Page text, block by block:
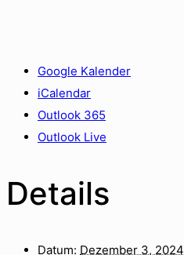
Google Kalender
iCalendar
Outlook 365
Outlook Live
Details
Datum: Dezember 3, 2024